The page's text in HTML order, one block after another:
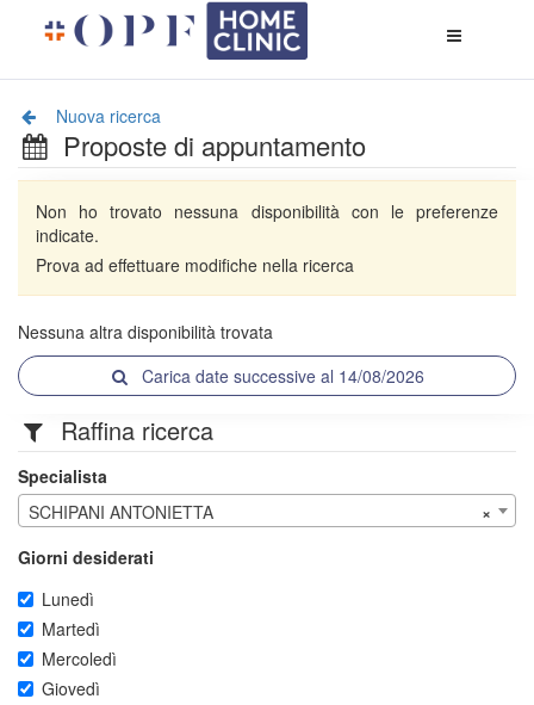
di
Nuova ricerca
Proposte di appuntamento
Non ho trovato nessuna disponibilità con le preferenze
indicate.
Prova ad effettuare modifiche nella ricerca
Nessuna altra disponibilità trovata
Carica date successive al 14/08/2026
Raffina ricerca
Specialista
×
SCHIPANI ANTONIETTA
Giorni desiderati
Lunedì
Martedì
Mercoledì
Giovedì